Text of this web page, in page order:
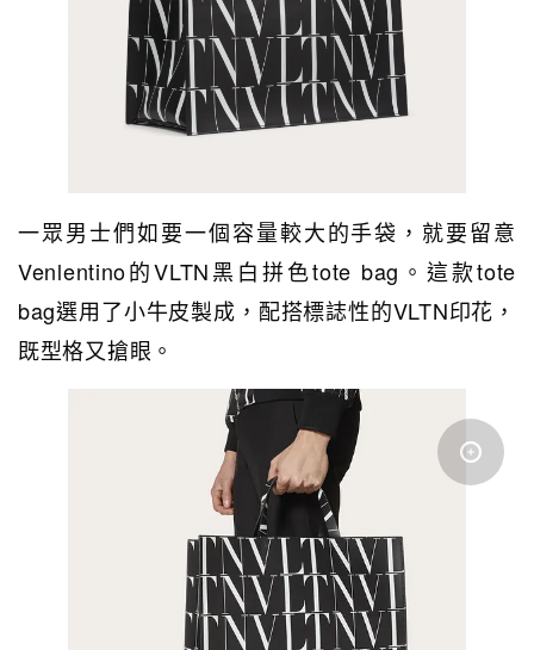
一眾男士們如要一個容量較大的手袋，就要留意
Venlentino的VLTN黑白拼色tote bag。這款tote
bag選用了小牛皮製成，配搭標誌性的VLTN印花，
既型格又搶眼。